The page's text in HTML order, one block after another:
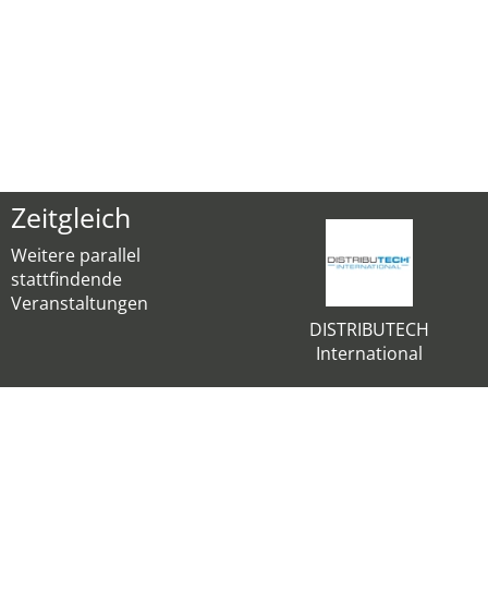
Zeitgleich
Weitere parallel
stattfindende
Veranstaltungen
DISTRIBUTECH
International